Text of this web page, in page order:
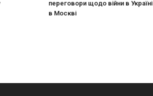
переговори щодо війни в Україні
в Москві